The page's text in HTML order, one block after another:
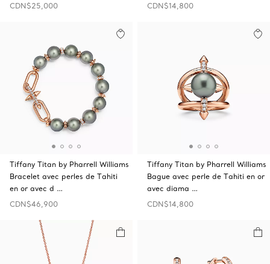
CDN$25,000
CDN$14,800
Tiffany Titan by Pharrell Williams
Bracelet avec perles de Tahiti
en or avec d …
CDN$46,900
Tiffany Titan by Pharrell Williams
Bague avec perle de Tahiti en or
avec diama …
CDN$14,800